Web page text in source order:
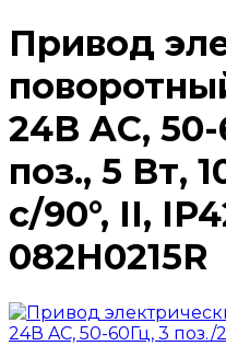
Привод
24В AC,
поз., 5 Вт,
с/90°, II,
082H0215R